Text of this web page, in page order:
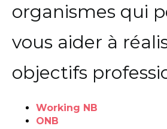
organismes qui
vous aider à
objectifs
Working NB
ONB